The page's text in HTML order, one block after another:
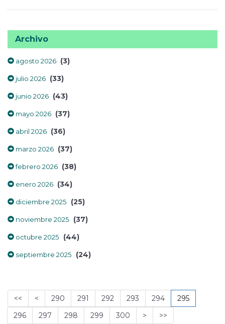
Archivo
agosto 2026 (3)
julio 2026 (33)
junio 2026 (43)
mayo 2026 (37)
abril 2026 (36)
marzo 2026 (37)
febrero 2026 (38)
enero 2026 (34)
diciembre 2025 (25)
noviembre 2025 (37)
octubre 2025 (44)
septiembre 2025 (24)
<< < 290 291 292 293 294
295
296
297 298 299 300 > >>